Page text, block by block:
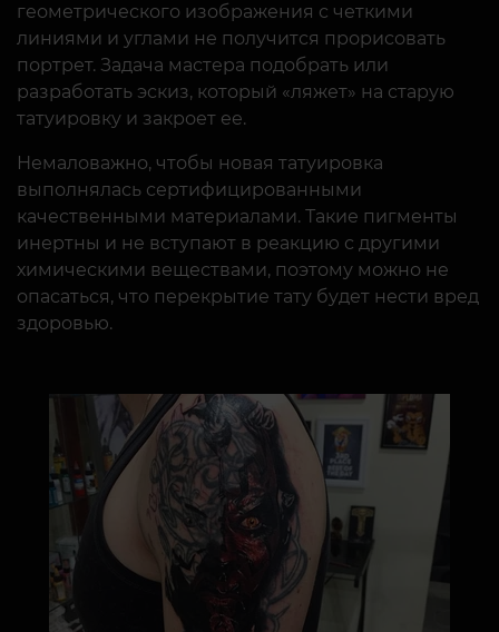
геометрического изображения с четкими
линиями и углами не получится прорисовать
портрет. Задача мастера подобрать или
разработать эскиз, который «ляжет» на старую
татуировку и закроет ее.
Немаловажно, чтобы новая татуировка
выполнялась сертифицированными
качественными материалами. Такие пигменты
инертны и не вступают в реакцию с другими
химическими веществами, поэтому можно не
опасаться, что перекрытие тату будет нести вред
здоровью.